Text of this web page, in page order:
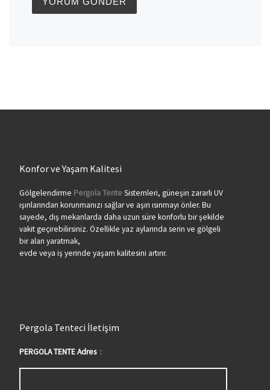
Konfor ve Yaşam Kalitesi
Gölgelendirme Pergola TenteSistemleri, güneşin zararlı UV
ışınlarından korunmanızı sağlar ve aşırı ısınmayı önler. Bu
sayede, dış mekanlarda daha uzun süre konforlu bir şekilde
vakit geçirebilirsiniz. Özellikle yaz aylarında serin ve gölgeli
bir alan yaratmak,
evde veya iş yerinde yaşam kalitesini artırır.
Pergola Tenteci İletişim
PERGOLA TENTE Adres: